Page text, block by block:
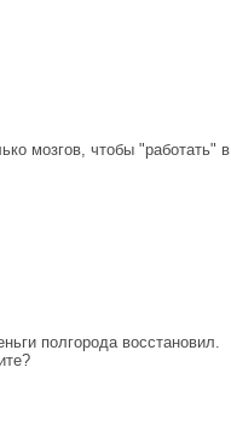
мозгов, чтобы "работать" в
полгорода восстановил.